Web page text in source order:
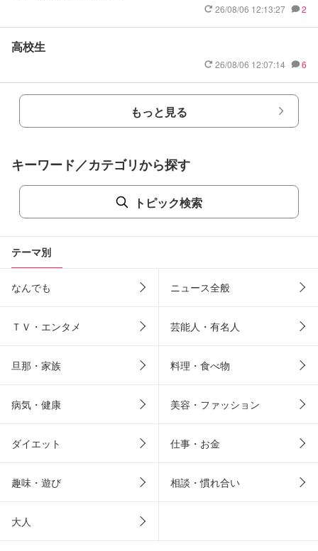
26/08/06 12:13:27 2
高校生
26/08/06 12:07:14 6
もっと見る
キーワード／カテゴリから探す
トピック検索
テーマ別
なんでも ニュース全般
ＴＶ・エンタメ 芸能人・有名人
旦那・家族 料理・食べ物
病気・健康 美容・ファッション
ダイエット 仕事・お金
趣味・遊び 相談・慣れ合い
大人